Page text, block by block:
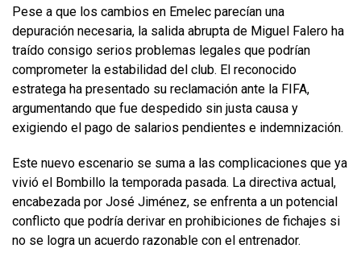
Pese a que los cambios en Emelec parecían una
depuración necesaria, la salida abrupta de Miguel Falero ha
traído consigo serios problemas legales que podrían
comprometer la estabilidad del club. El reconocido
estratega ha presentado su reclamación ante la FIFA,
argumentando que fue despedido sin justa causa y
exigiendo el pago de salarios pendientes e indemnización.
Este nuevo escenario se suma a las complicaciones que ya
vivió el Bombillo la temporada pasada. La directiva actual,
encabezada por José Jiménez, se enfrenta a un potencial
conflicto que podría derivar en prohibiciones de fichajes si
no se logra un acuerdo razonable con el entrenador.